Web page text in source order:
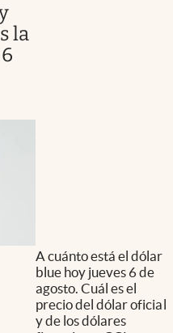
la
A cuánto está el dólar
blue hoy jueves 6 de
agosto. Cuál es el
precio del dólar oficial
y de los dólares